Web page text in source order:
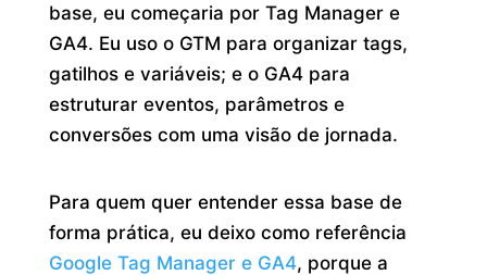
base, eu começaria por Tag Manager e
GA4. Eu uso o GTM para organizar tags,
gatilhos e variáveis; e o GA4 para
estruturar eventos, parâmetros e
conversões com uma visão de jornada.
Para quem quer entender essa base de
forma prática, eu deixo como referência
Google Tag Manager e GA4, porque a